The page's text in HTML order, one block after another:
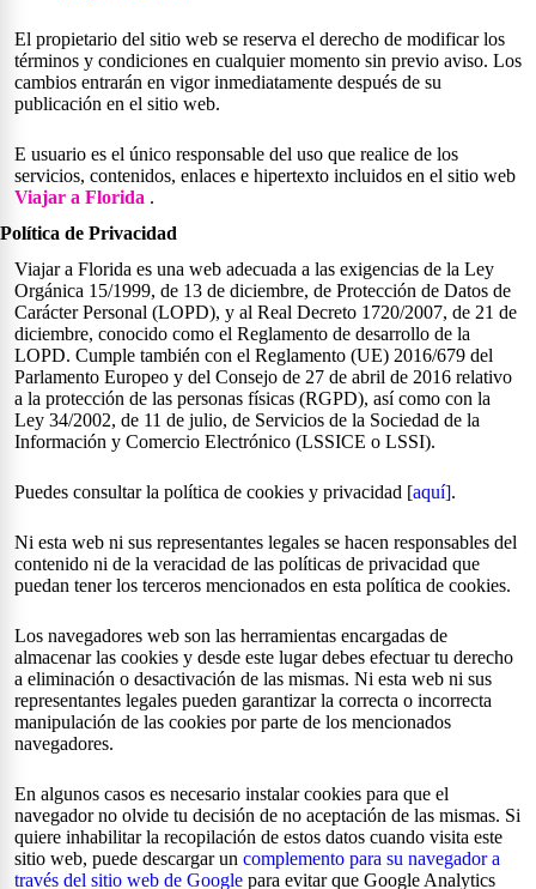
El propietario del sitio web se reserva el derecho de modificar los
términos y condiciones en cualquier momento sin previo aviso. Los
cambios entrarán en vigor inmediatamente después de su
publicación en el sitio web.
E usuario es el único responsable del uso que realice de los
servicios, contenidos, enlaces e hipertexto incluidos en el sitio web
Viajar a Florida .
Política de Privacidad
Viajar a Florida es una web adecuada a las exigencias de la Ley
Orgánica 15/1999, de 13 de diciembre, de Protección de Datos de
Carácter Personal (LOPD), y al Real Decreto 1720/2007, de 21 de
diciembre, conocido como el Reglamento de desarrollo de la
LOPD. Cumple también con el Reglamento (UE) 2016/679 del
Parlamento Europeo y del Consejo de 27 de abril de 2016 relativo
a la protección de las personas físicas (RGPD), así como con la
Ley 34/2002, de 11 de julio, de Servicios de la Sociedad de la
Información y Comercio Electrónico (LSSICE o LSSI).
Puedes consultar la política de cookies y privacidad [aquí].
Ni esta web ni sus representantes legales se hacen responsables del
contenido ni de la veracidad de las políticas de privacidad que
puedan tener los terceros mencionados en esta política de cookies.
Los navegadores web son las herramientas encargadas de
almacenar las cookies y desde este lugar debes efectuar tu derecho
a eliminación o desactivación de las mismas. Ni esta web ni sus
representantes legales pueden garantizar la correcta o incorrecta
manipulación de las cookies por parte de los mencionados
navegadores.
En algunos casos es necesario instalar cookies para que el
navegador no olvide tu decisión de no aceptación de las mismas. Si
quiere inhabilitar la recopilación de estos datos cuando visita este
sitio web, puede descargar un complemento para su navegador a
través del sitio web de Google para evitar que Google Analytics